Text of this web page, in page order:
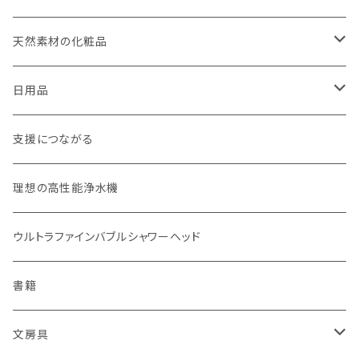
weck（ドイツ生まれのガラス容器）
パーツ
スタッシャー（シリコンの保存容器）
お弁当箱
無塗装カトラリー
マイボトル
Ecoffee Cup（環境にやさしい竹素材）
stojo(折り畳めて何度でも使用できるコーヒーカップ)
玄米（定期便）
白米（定期便）
分づき米（定期便）
玄米（1回購入）
白米（1回購入）
分づき米（1回購入）
天然素材の化粧品
日焼け止め
ヘアケア
スキンケア
リップバーム
国産シャンプーバー・コンディショナーバー
日用品
国産シャンプーバー・コンディショナーバー
オーラルケア
生分解性ソープ類・せっけん
アメニティー・バス用品
天然素材のブラシ、掃除道具
支援につながる
理想の高性能浄水機
ウルトラファインバブルシャワーヘッド
書籍
文房具